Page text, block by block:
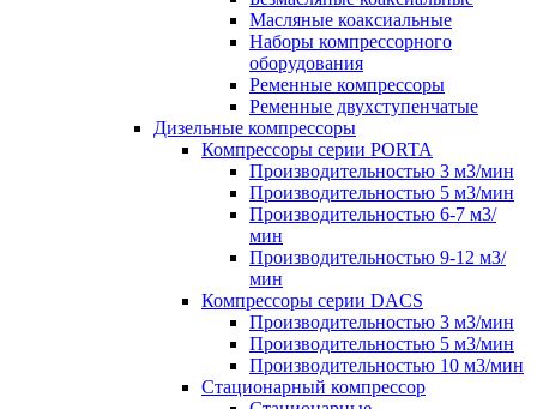
Маcляные коаксиальные
Наборы компрессорного
оборудования
Ременные компрессоры
Ременные двухступенчатые
Дизельные компрессоры
Компрессоры серии PORTA
Производительностью 3 м3/мин
Производительностью 5 м3/мин
Производительностью 6-7 м3/
мин
Производительностью 9-12 м3/
мин
Компрессоры серии DACS
Производительностью 3 м3/мин
Производительностью 5 м3/мин
Производительностью 10 м3/мин
Стационарный компрессор